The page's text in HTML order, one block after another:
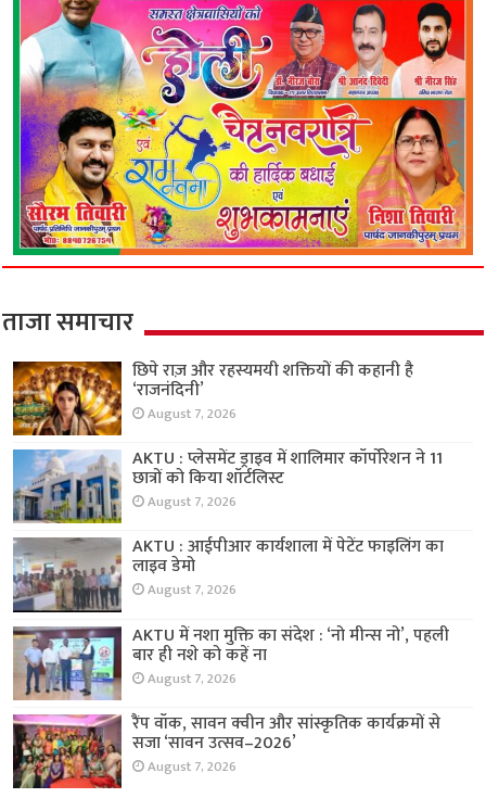
ताजा समाचार
छिपे राज़ और रहस्यमयी शक्तियों की कहानी है
‘राजनंदिनी’
August 7, 2026
AKTU : प्लेसमेंट ड्राइव में शालिमार कॉर्पोरेशन ने 11
छात्रों को किया शॉर्टलिस्ट
August 7, 2026
AKTU : आईपीआर कार्यशाला में पेटेंट फाइलिंग का
लाइव डेमो
August 7, 2026
AKTU में नशा मुक्ति का संदेश : ‘नो मीन्स नो’, पहली
बार ही नशे को कहें ना
August 7, 2026
रैंप वॉक, सावन क्वीन और सांस्कृतिक कार्यक्रमों से
सजा ‘सावन उत्सव–2026’
August 7, 2026